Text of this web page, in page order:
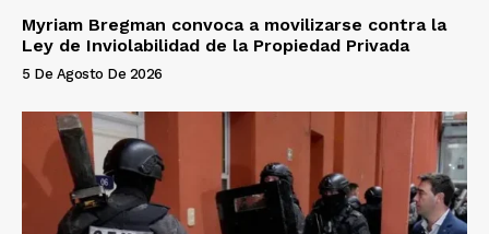
Myriam Bregman convoca a movilizarse contra la
Ley de Inviolabilidad de la Propiedad Privada
5 De Agosto De 2026